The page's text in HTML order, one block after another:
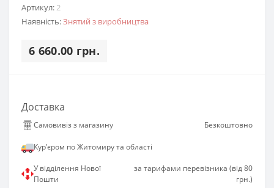
Артикул:2
Наявність:Знятий з виробництва
6 660.00 грн.
Доставка
Самовивіз з магазину Безкоштовно
Кур'єром по Житомиру та області
У відділення Нової
Пошти
за тарифами перевізника (від 80
грн.)